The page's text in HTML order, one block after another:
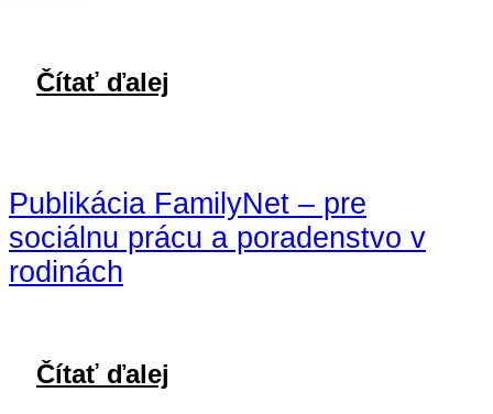
Čítať ďalej
Publikácia FamilyNet – pre
sociálnu prácu a poradenstvo v
rodinách
Čítať ďalej